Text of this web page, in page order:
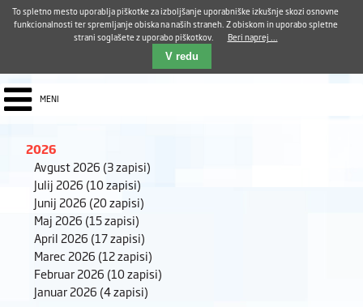
E-pošta ZUDV
Iskalnik
MENI
2026
Avgust 2026 (3 zapisi)
Julij 2026 (10 zapisi)
Junij 2026 (20 zapisi)
Maj 2026 (15 zapisi)
April 2026 (17 zapisi)
Marec 2026 (12 zapisi)
Februar 2026 (10 zapisi)
Januar 2026 (4 zapisi)
To spletno mesto uporablja piškotke za izboljšanje uporabniške izkušnje skozi osnovne
funkcionalnosti ter spremljanje obiska na naših straneh. Z obiskom in uporabo spletne
strani soglašete z uporabo piškotkov.
Beri naprej ...
V redu